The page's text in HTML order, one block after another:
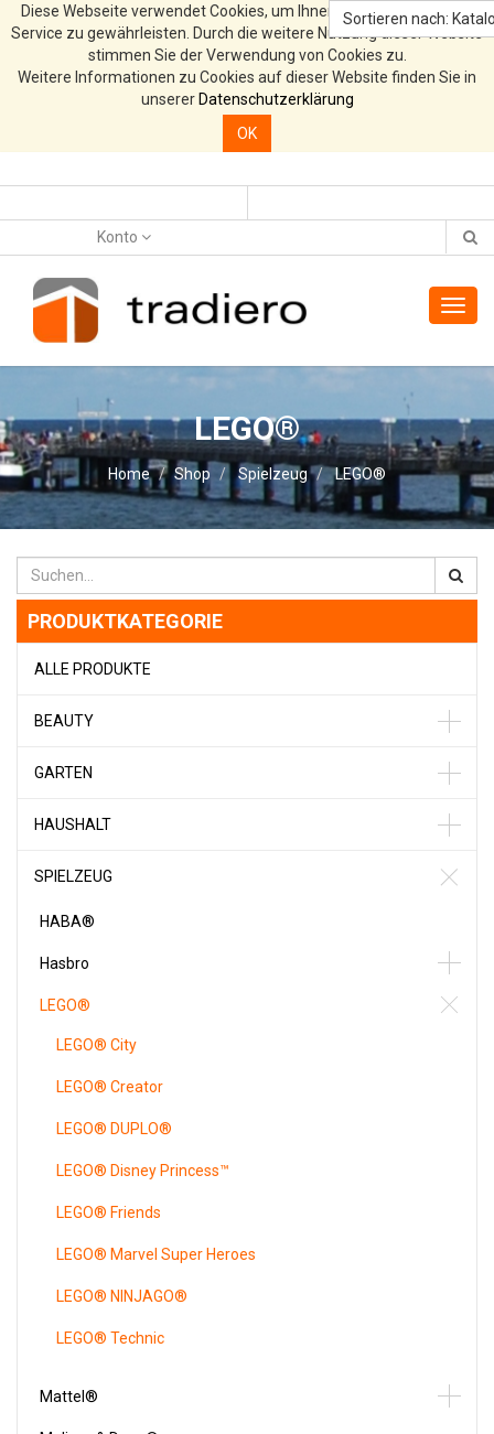
Diese Webseite verwendet Cookies, um Ihnen den bestmöglichen
Service zu gewährleisten. Durch die weitere Nutzung dieser Website
stimmen Sie der Verwendung von Cookies zu.
Weitere Informationen zu Cookies auf dieser Website finden Sie in
unserer Datenschutzerklärung
OK
Konto
LEGO®
Home Shop Spielzeug LEGO®
Sortieren nach:
PRODUKTKATEGORIE
ALLE PRODUKTE
BEAUTY
GARTEN
HAUSHALT
SPIELZEUG
HABA®
Hasbro
LEGO®
LEGO® City
LEGO® Creator
LEGO® DUPLO®
LEGO® Disney Princess™
LEGO® Friends
LEGO® Marvel Super Heroes
LEGO® NINJAGO®
LEGO® Technic
Mattel®